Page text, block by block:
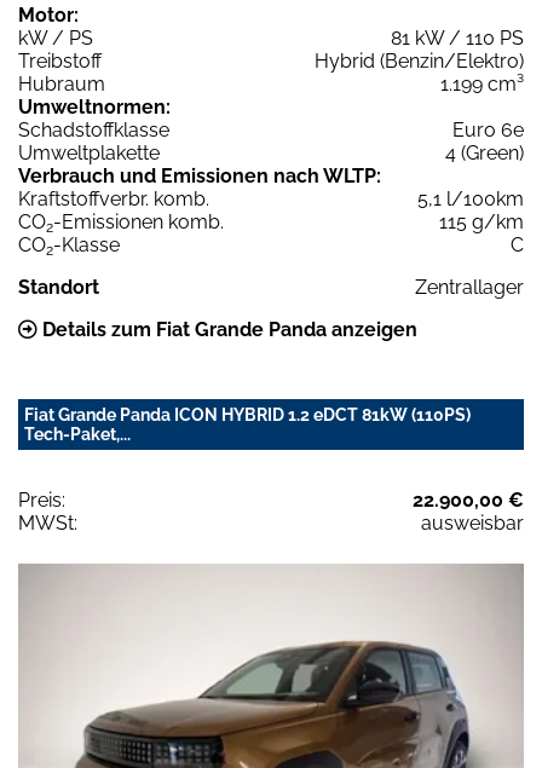
Motor:
kW / PS
81 kW / 110 PS
Treibstoff
Hybrid (Benzin/Elektro)
Hubraum
1.199 cm³
Umweltnormen:
Schadstoffklasse
Euro 6e
Umweltplakette
4 (Green)
Verbrauch und Emissionen nach WLTP:
Kraftstoffverbr. komb.
5,1 l/100km
CO2-Emissionen komb.
115 g/km
CO2-Klasse
C
Standort
Zentrallager
Details zum Fiat Grande Panda anzeigen
Fiat Grande Panda ICON HYBRID 1.2 eDCT 81kW (110PS)
Tech-Paket,...
Preis:
22.900,00 €
MWSt:
ausweisbar